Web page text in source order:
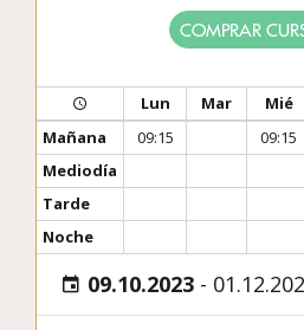
COMPRAR
Lun Mar Mié
Mañana
09:15 09:15
Mediodía
Tarde
Noche
09.10.2023 -